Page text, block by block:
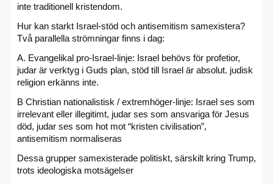
inte traditionell kristendom.
Hur kan starkt Israel-stöd och antisemitism samexistera?
Två parallella strömningar finns i dag:
A. Evangelikal pro-Israel-linje: Israel behövs för profetior,
judar är verktyg i Guds plan, stöd till Israel är absolut. judisk
religion erkänns inte.
B Christian nationalistisk / extremhöger-linje: Israel ses som
irrelevant eller illegitimt, judar ses som ansvariga för Jesus
död, judar ses som hot mot “kristen civilisation”,
antisemitism normaliseras
Dessa grupper samexisterade politiskt, särskilt kring Trump,
trots ideologiska motsägelser